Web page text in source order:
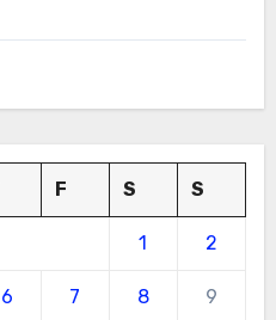
F S S
1 2
6 7 8 9